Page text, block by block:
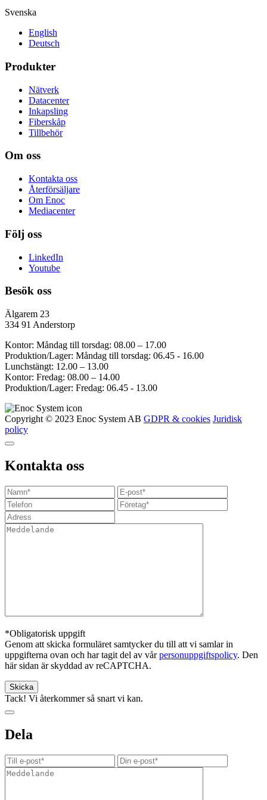
Svenska
English
Deutsch
Produkter
Nätverk
Datacenter
Inkapsling
Fiberskåp
Tillbehör
Om oss
Kontakta oss
Återförsäljare
Om Enoc
Mediacenter
Följ oss
LinkedIn
Youtube
Besök oss
Älgarem 23
334 91 Anderstorp
Kontor: Måndag till torsdag: 08.00 – 17.00
Produktion/Lager: Måndag till torsdag: 06.45 - 16.00
Lunchstängt: 12.00 – 13.00
Kontor: Fredag: 08.00 – 14.00
Produktion/Lager: Fredag: 06.45 - 13.00
Copyright © 2023 Enoc System AB GDPR & cookies Juridisk
policy
Kontakta oss
*Obligatorisk uppgift
Genom att skicka formuläret samtycker du till att vi samlar in
uppgifterna ovan och har tagit del av vårpersonuppgiftspolicy. Den
här sidan är skyddad av reCAPTCHA.
Tack! Vi återkommer så snart vi kan.
Dela